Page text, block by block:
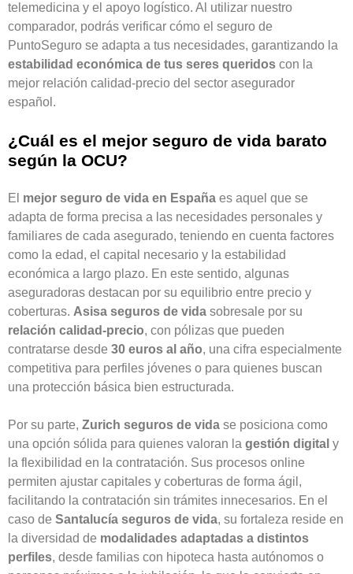
telemedicina y el apoyo logístico. Al utilizar nuestro
comparador, podrás verificar cómo el seguro de
PuntoSeguro se adapta a tus necesidades, garantizando la
estabilidad económica de tus seres queridos con la
mejor relación calidad-precio del sector asegurador
español.
¿Cuál es el mejor seguro de vida barato
según la OCU?
El mejor seguro de vida en España es aquel que se
adapta de forma precisa a las necesidades personales y
familiares de cada asegurado, teniendo en cuenta factores
como la edad, el capital necesario y la estabilidad
económica a largo plazo. En este sentido, algunas
aseguradoras destacan por su equilibrio entre precio y
coberturas. Asisa seguros de vida sobresale por su
relación calidad-precio, con pólizas que pueden
contratarse desde 30 euros al año, una cifra especialmente
competitiva para perfiles jóvenes o para quienes buscan
una protección básica bien estructurada.
Por su parte, Zurich seguros de vida se posiciona como
una opción sólida para quienes valoran la gestión digital y
la flexibilidad en la contratación. Sus procesos online
permiten ajustar capitales y coberturas de forma ágil,
facilitando la contratación sin trámites innecesarios. En el
caso de Santalucía seguros de vida, su fortaleza reside en
la diversidad de modalidades adaptadas a distintos
perfiles, desde familias con hipoteca hasta autónomos o